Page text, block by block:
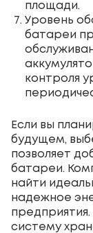
площади.
Уровень
батареи
контроля
Если вы
будущем,
позволяет
батареи.
найти
надежное
систему